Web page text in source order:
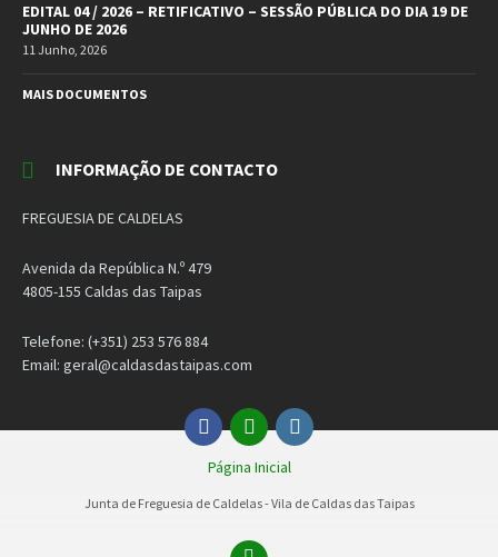
EDITAL 04 / 2026 – RETIFICATIVO – SESSÃO PÚBLICA DO DIA 19 DE
JUNHO DE 2026
11 Junho, 2026
MAIS DOCUMENTOS
INFORMAÇÃO DE CONTACTO
FREGUESIA DE CALDELAS
Avenida da República N.º 479
4805-155 Caldas das Taipas
Telefone: (+351) 253 576 884
Email: geral@caldasdastaipas.com
Facebook
EmailInstagram
Página Inicial
Junta de Freguesia de Caldelas - Vila de Caldas das Taipas